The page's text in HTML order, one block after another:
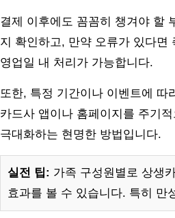
결제 이후에도 꼼꼼히 챙겨야 할
지 확인하고, 만약 오류가 있다면
영업일 내 처리가 가능합니다.
또한, 특정 기간이나 이벤트에 따
카드사 앱이나 홈페이지를 주기
극대화하는 현명한 방법입니다.
실전 팁: 가족 구성원별로 상생
효과를 볼 수 있습니다. 특히 만